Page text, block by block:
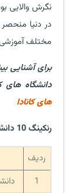
نگرش والایی
در دنیا
مختلف
برای آشنایی
دانشگاه های
های کانادا
رنکینگ 10 دانشگاه برتر کانادا در سال 2020
ردیف
1